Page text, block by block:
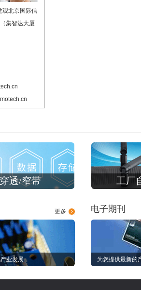
观北京国际信
集智达大厦
透/窄带 工厂
更多
业发展
电子期刊
为您提供最新的